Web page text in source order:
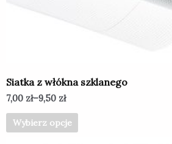
Siatka z włókna szklanego
7,00 zł–9,50 zł
Wybierz opcje